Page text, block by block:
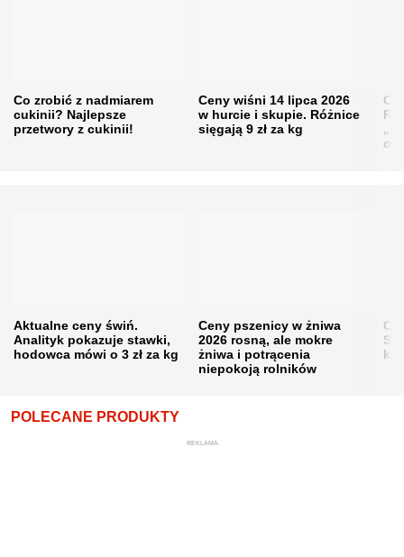
Co zrobić z nadmiarem
cukinii? Najlepsze
przetwory z cukinii!
Ceny wiśni 14 lipca 2026
w hurcie i skupie. Różnice
sięgają 9 zł za kg
Aktualne ceny świń.
Analityk pokazuje stawki,
hodowca mówi o 3 zł za kg
Ceny pszenicy w żniwa
2026 rosną, ale mokre
żniwa i potrącenia
niepokoją rolników
POLECANE PRODUKTY
REKLAMA